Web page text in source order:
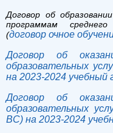
Договор об
программам среднего
(договор очное
Договор об
образовательных
на 2023-2024 учебный
Договор об
образовательных
ВС) на 2023-2024